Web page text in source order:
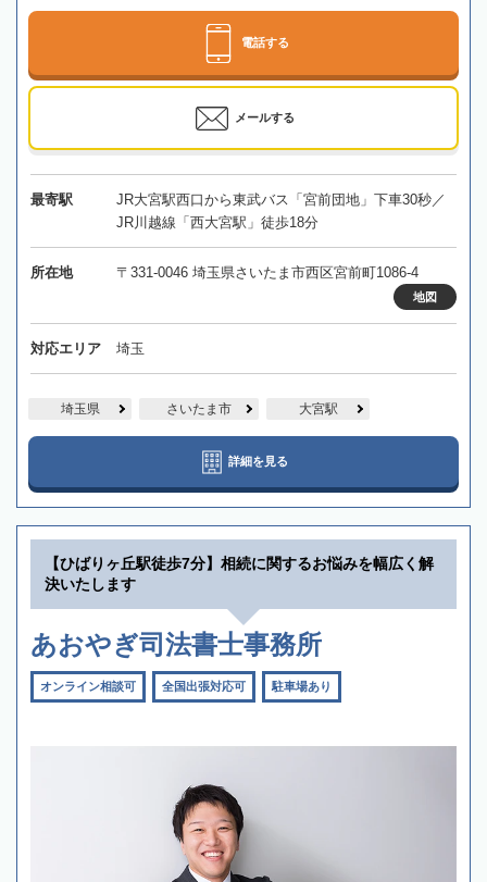
電話する
メールする
最寄駅
JR大宮駅西口から東武バス「宮前団地」下車30秒／
JR川越線「西大宮駅」徒歩18分
所在地 〒331-0046 埼玉県さいたま市西区宮前町1086-4
地図
対応エリア 埼玉
埼玉県 さいたま市 大宮駅
詳細を見る
【ひばりヶ丘駅徒歩7分】相続に関するお悩みを幅広く解
決いたします
あおやぎ司法書士事務所
オンライン相談可 全国出張対応可 駐車場あり